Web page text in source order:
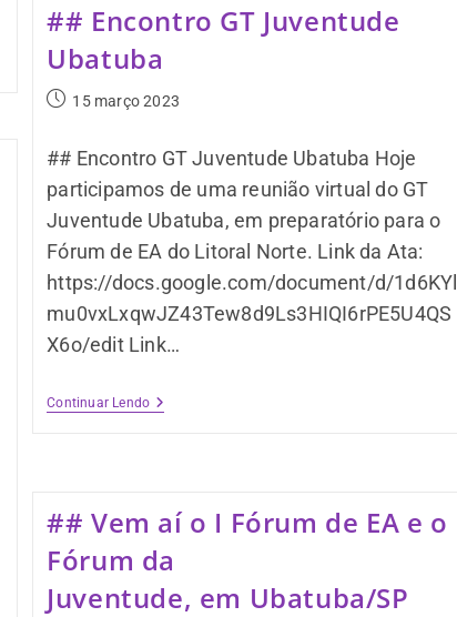
## Encontro GT Juventude
Ubatuba
15 março 2023
## Encontro GT Juventude Ubatuba Hoje
participamos de uma reunião virtual do GT
Juventude Ubatuba, em preparatório para o
Fórum de EA do Litoral Norte. Link da Ata:
https://docs.google.com/document/d/1d6KYl
mu0vxLxqwJZ43Tew8d9Ls3HIQI6rPE5U4QS
X6o/edit Link…
Continuar Lendo
## Vem aí o I Fórum de EA e o
Fórum da
Juventude, em Ubatuba/SP